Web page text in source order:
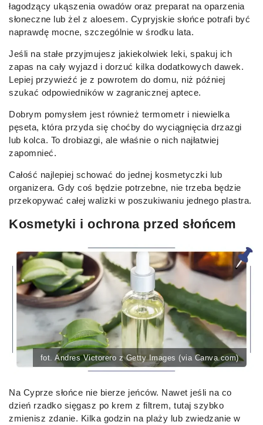
łagodzący ukąszenia owadów oraz preparat na oparzenia
słoneczne lub żel z aloesem. Cypryjskie słońce potrafi być
naprawdę mocne, szczególnie w środku lata.
Jeśli na stałe przyjmujesz jakiekolwiek leki, spakuj ich
zapas na cały wyjazd i dorzuć kilka dodatkowych dawek.
Lepiej przywieźć je z powrotem do domu, niż później
szukać odpowiedników w zagranicznej aptece.
Dobrym pomysłem jest również termometr i niewielka
pęseta, która przyda się choćby do wyciągnięcia drzazgi
lub kolca. To drobiazgi, ale właśnie o nich najłatwiej
zapomnieć.
Całość najlepiej schować do jednej kosmetyczki lub
organizera. Gdy coś będzie potrzebne, nie trzeba będzie
przekopywać całej walizki w poszukiwaniu jednego plastra.
Kosmetyki i ochrona przed słońcem
fot. Andres Victorero z Getty Images (via Canva.com)
Na Cyprze słońce nie bierze jeńców. Nawet jeśli na co
dzień rzadko sięgasz po krem z filtrem, tutaj szybko
zmienisz zdanie. Kilka godzin na plaży lub zwiedzanie w